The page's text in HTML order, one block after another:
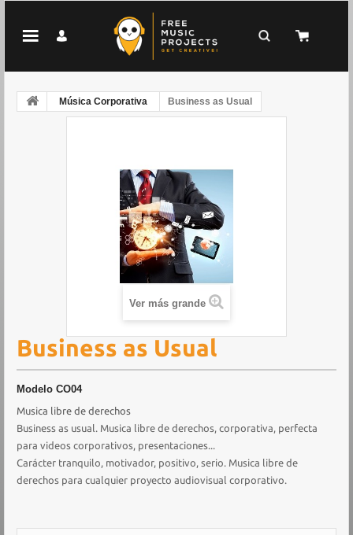
Música Corporativa Business as Usual
Ver más grande
Business as Usual
Modelo CO04
Musica libre de derechos
Business as usual. Musica libre de derechos, corporativa, perfecta
para videos corporativos, presentaciones...
Carácter tranquilo, motivador, positivo, serio. Musica libre de
derechos para cualquier proyecto audiovisual corporativo.